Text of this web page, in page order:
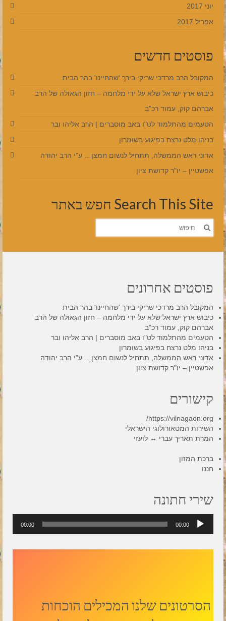
יוני 2017
אפריל 2017
פוסטים חדשים
המקובל הרב מרדכי שריקי בירך 'שהחיינו' בהר הבית
כיבוש ארץ ישראל שלא על ידי מלחמה – חזון הגאולה של הרב
אברהם קוק, עמוד רכ"ב
הטעמים מהתלמוד לט"ו באב מוסברים | הרב אליהו ובר
בניהו מלט נרצח בפיגוע בשומרון
אדוני ראש הממשלה, תתחיל לנשום חמצן… ע"י הרב יהודה
אפשטיין – יו"ר קדושת ציון
Search This Site חפש באתר
חפש
את:
פוסטים אחרונים
המקובל הרב מרדכי שריקי בירך 'שהחיינו' בהר הבית
כיבוש ארץ ישראל שלא על ידי מלחמה – חזון הגאולה של הרב
אברהם קוק, עמוד רכ"ב
הטעמים מהתלמוד לט"ו באב מוסברים | הרב אליהו ובר
בניהו מלט נרצח בפיגוע בשומרון
אדוני ראש הממשלה, תתחיל לנשום חמצן… ע"י הרב יהודה
אפשטיין – יו"ר קדושת ציון
קישורים
https://vilnagaon.org/
השירות המטאורולוגי הישראלי
המרת תאריך עברי ↔ לועזי
ברכת המזון
חננו
שירי חתונה
אודיו
00:00
00:00
הסרטונים שלנו המכילים הוכחות